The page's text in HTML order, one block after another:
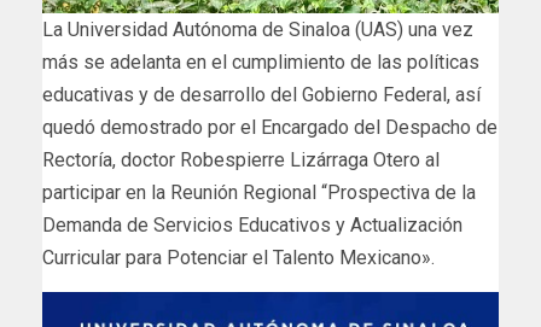
La Universidad Autónoma de Sinaloa (UAS) una vez
más se adelanta en el cumplimiento de las políticas
educativas y de desarrollo del Gobierno Federal, así
quedó demostrado por el Encargado del Despacho de
Rectoría, doctor Robespierre Lizárraga Otero al
participar en la Reunión Regional “Prospectiva de la
Demanda de Servicios Educativos y Actualización
Curricular para Potenciar el Talento Mexicano».